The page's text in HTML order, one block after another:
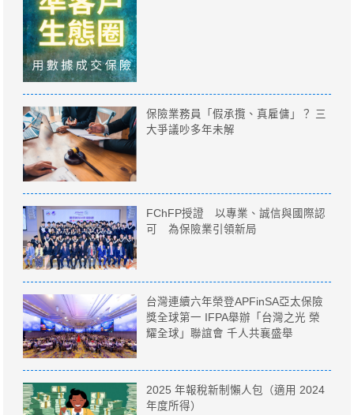
保險業務員「假承攬、真雇傭」？ 三
大爭議吵多年未解
FChFP授證 以專業、誠信與國際認
可 為保險業引領新局
台灣連續六年榮登APFinSA亞太保險
獎全球第一 IFPA舉辦「台灣之光 榮
耀全球」聯誼會 千人共襄盛舉
2025 年報稅新制懶人包（適用 2024
年度所得）